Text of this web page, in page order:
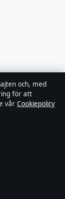
och, med
för att
vår Cookiepolicy